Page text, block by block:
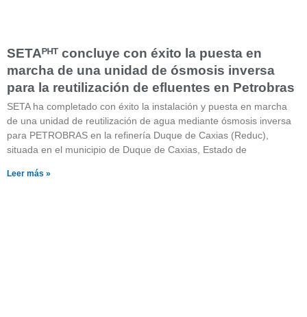
SETAᴾᴴᵀ concluye con éxito la puesta en
marcha de una unidad de ósmosis inversa
para la reutilización de efluentes en Petrobras
SETA ha completado con éxito la instalación y puesta en marcha
de una unidad de reutilización de agua mediante ósmosis inversa
para PETROBRAS en la refinería Duque de Caxias (Reduc),
situada en el municipio de Duque de Caxias, Estado de
Leer más »